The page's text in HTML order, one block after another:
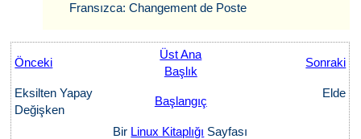
Fransızca: Changement de Poste
Önceki
Üst Ana
Başlık
Sonraki
Eksilten Yapay
Değişken
Başlangıç
Elde
Bir Linux Kitaplığı Sayfası